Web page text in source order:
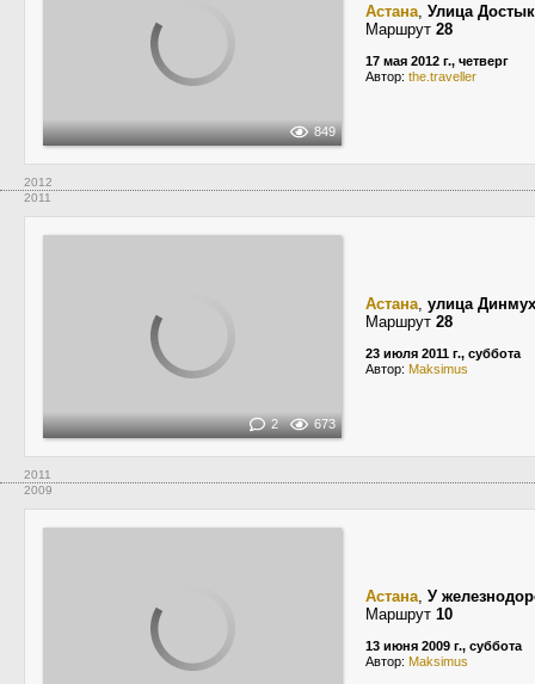
849
Астана, Улица Достык
Маршрут 28
17 мая 2012 г., четверг
Автор: the.traveller
2012
2011
2 673
Астана, улица
Маршрут 28
23 июля 2011 г., суббота
Автор: Maksimus
2011
2009
Астана, У
Маршрут 10
13 июня 2009 г., суббота
Автор: Maksimus